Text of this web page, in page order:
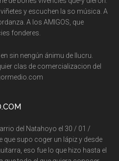
y escuchen la so música. A
A los AMIGOS, que
fonderes.
sin nengún ánimu de llucru.
clas de comercializacion del
del Natahoyo el 30 / 01 /
que supo coger un lápiz y desde
eso fue lo que hizo hasta el